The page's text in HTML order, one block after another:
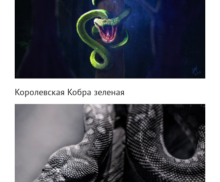
Королевская Кобра зеленая